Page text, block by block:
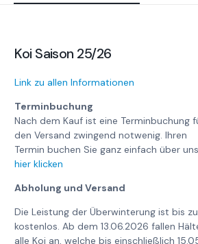
Koi Saison 25/26
Link zu allen Informationen
Terminbuchung
Nach dem Kauf ist eine Terminbuchung
den Versand zwingend notwenig. Ihren
Termin buchen Sie ganz einfach über
hier klicken
Abholung und Versand
Die Leistung der Überwinterung ist bis
kostenlos. Ab dem 13.06.2026 fallen
alle Koi an, welche bis einschließlich